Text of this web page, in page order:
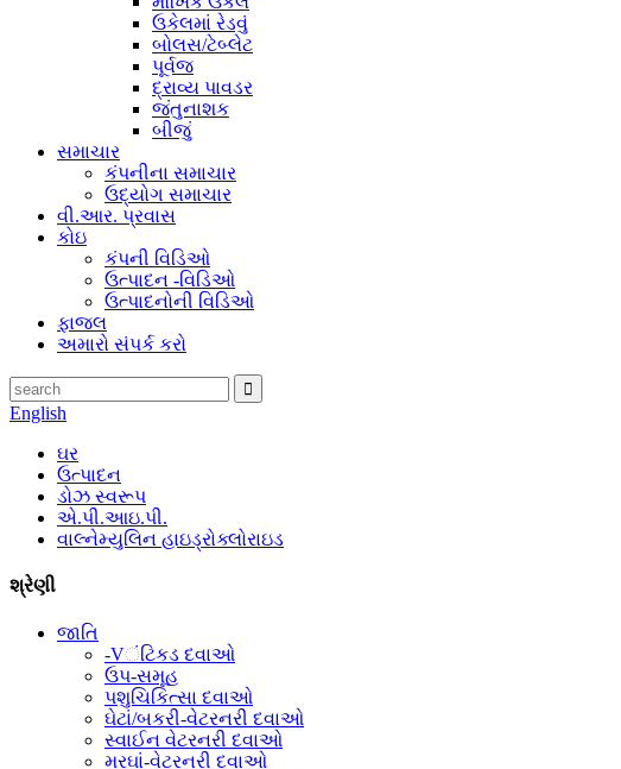
ઉકેલમાં રેડવું
બોલસ/ટેબ્લેટ
પૂર્વજ
દ્રાવ્ય પાવડર
જંતુનાશક
બીજું
સમાચાર
કંપનીના સમાચાર
ઉદ્યોગ સમાચાર
વી.આર. પ્રવાસ
કોઇ
કંપની વિડિઓ
ઉત્પાદન -વિડિઓ
ઉત્પાદનોની વિડિઓ
ફાજલ
અમારો સંપર્ક કરો
English
ઘર
ઉત્પાદન
ડોઝ સ્વરૂપ
એ.પી.આઇ.પી.
વાલ્નેમ્યુલિન હાઇડ્રોક્લોરાઇડ
શ્રેણી
જાતિ
-Vંટિકડ દવાઓ
ઉપ-સમૂહ
પશુચિકિત્સા દવાઓ
ઘેટાં/બકરી-વેટરનરી દવાઓ
સ્વાઈન વેટરનરી દવાઓ
મરઘાં-વેટરનરી દવાઓ